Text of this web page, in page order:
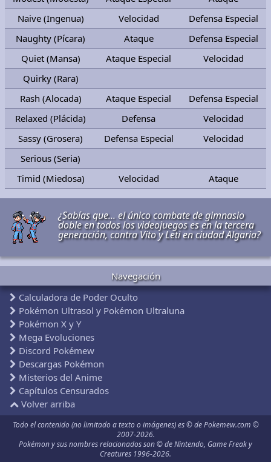
Naive (Ingenua)
Velocidad
Defensa Especial
Naughty (Pícara)
Ataque
Defensa Especial
Quiet (Mansa)
Ataque Especial
Velocidad
Quirky (Rara)
Rash (Alocada)
Ataque Especial
Defensa Especial
Relaxed (Plácida)
Defensa
Velocidad
Sassy (Grosera)
Defensa Especial
Velocidad
Serious (Seria)
Timid (Miedosa)
Velocidad Ataque
¿Sabías que... el único combate de gimnasio
doble en todos los videojuegos es en la tercera
generación, contra Vito y Leti en ciudad Algaria?
Navegación
Calculadora de Poder Oculto
Pokémon Ultrasol y Pokémon Ultraluna
Pokémon X y Y
Mega Evoluciones
Discord Pokémew
Descargas Pokémon
Misterios del Anime
Capítulos Censurados
Volver arriba
Todo el contenido (no limitado a texto o imágenes) es © de Pokemew.com ©
2007-2026.
Pokémon y sus nombres relacionados son © de Nintendo, Game Freak y
Creatures 1996-2026.